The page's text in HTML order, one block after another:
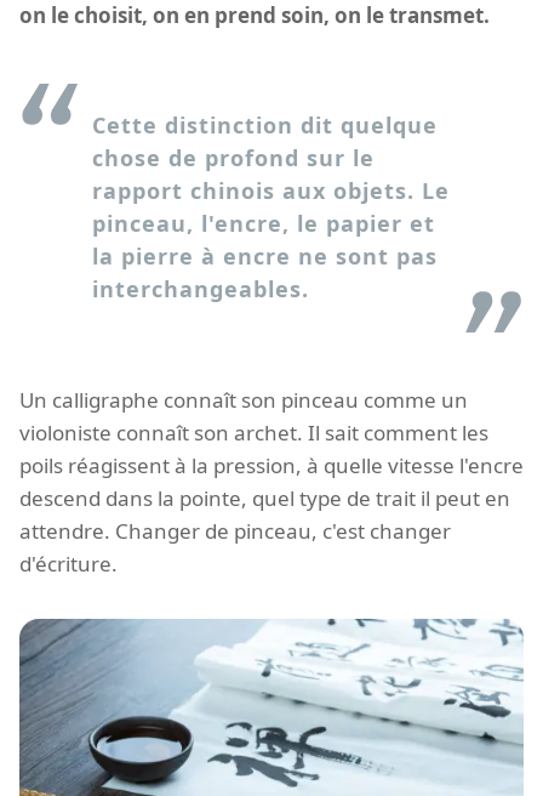
on le choisit, on en prend soin, on le transmet.
Cette distinction dit quelque
chose de profond sur le
rapport chinois aux objets. Le
pinceau, l'encre, le papier et
la pierre à encre ne sont pas
interchangeables.
Un calligraphe connaît son pinceau comme un
violoniste connaît son archet. Il sait comment les
poils réagissent à la pression, à quelle vitesse l'encre
descend dans la pointe, quel type de trait il peut en
attendre. Changer de pinceau, c'est changer
d'écriture.